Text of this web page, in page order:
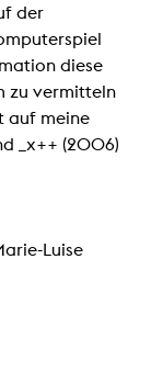
der
diese
zu vermitteln
auf meine
_x++ (2006)
Luise